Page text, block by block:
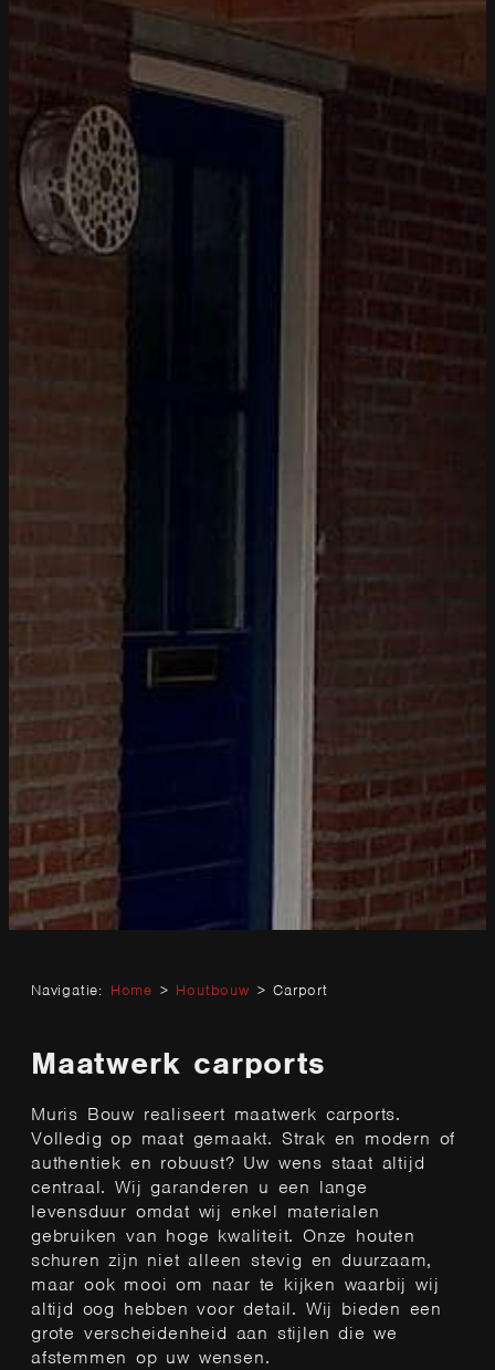
Navigatie: Home > Houtbouw >Carport
Maatwerk carports
Muris Bouw realiseert maatwerk carports.
Volledig op maat gemaakt. Strak en modern of
authentiek en robuust? Uw wens staat altijd
centraal. Wij garanderen u een lange
levensduur omdat wij enkel materialen
gebruiken van hoge kwaliteit.Onze houten
schuren zijn niet alleen stevig en duurzaam,
maar ook mooi om naar te kijken waarbij wij
altijd oog hebben voor detail. Wij bieden een
grote verscheidenheid aan stijlen die we
afstemmen op uw wensen.